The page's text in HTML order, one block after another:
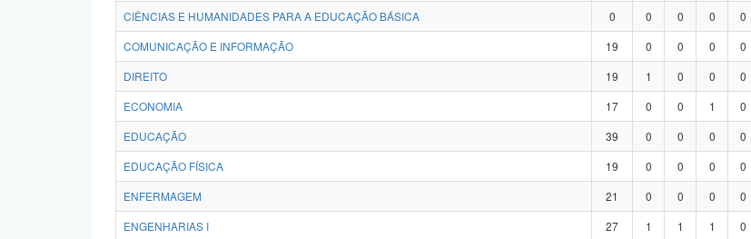
CIÊNCIAS E HUMANIDADES PARA A EDUCAÇÃO BÁSICA
0 0 0 0 0
COMUNICAÇÃO E INFORMAÇÃO
19 0 0 0 0
DIREITO
19 1 0 0 0
ECONOMIA
17 0 0 1 0
EDUCAÇÃO
39 0 0 0 0
EDUCAÇÃO FÍSICA
19 0 0 0 0
ENFERMAGEM
21 0 0 0 0
ENGENHARIAS I
27 1 1 1 0